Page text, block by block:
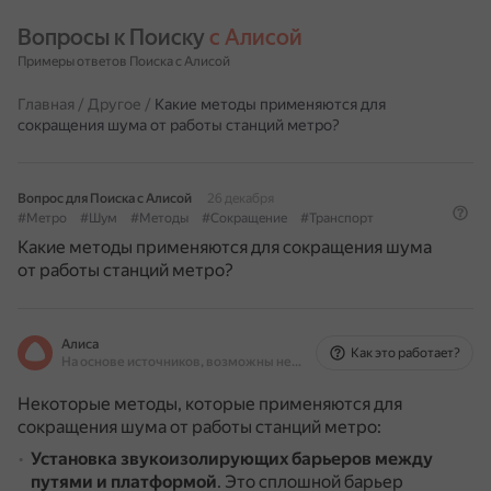
Вопросы к Поиску с Алисой
Примеры ответов Поиска с Алисой
Главная / Другое / Какие методы применяются для
сокращения шума от работы станций метро?
Вопрос для Поиска с Алисой
26 декабря
#Метро
#Шум #Методы #Сокращение #Транспорт
Какие методы применяются для сокращения шума
от работы станций метро?
Алиса
На основе источников, возможны неточности
Как это работает?
Некоторые методы, которые применяются для
сокращения шума от работы станций метро:
Установка звукоизолирующих барьеров между
путями и платформой. Это сплошной барьер